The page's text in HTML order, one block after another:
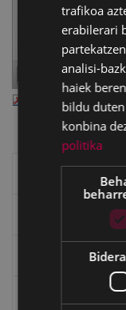
apirila11.pdf —
Eibarko liburuak
"Eibar" rebista
trafikoa
erabilerari
analisi-
haiek
bildu
konbina
politika